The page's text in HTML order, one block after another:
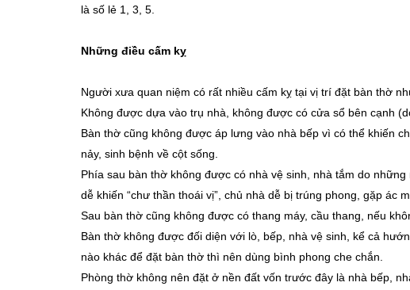
là số lẻ 1, 3, 5.
Những điều cấm kỵ
Người xưa quan niệm có rất nhiều cấm kỵ tại vị trí đặt bàn thờ
Không được dựa vào trụ nhà, không được có cửa sổ bên cạnh
Bàn thờ cũng không được áp lưng vào nhà bếp vì có thể khiến
nảy, sinh bệnh về cột sống.
Phía sau bàn thờ không được có nhà vệ sinh, nhà tắm do
dễ khiến “chư thần thoái vị”, chủ nhà dễ bị trúng phong, gặp ác
Sau bàn thờ cũng không được có thang máy, cầu thang, nếu
Bàn thờ không được đối diện với lò, bếp, nhà vệ sinh, kể cả
nào khác để đặt bàn thờ thì nên dùng bình phong che chắn.
Phòng thờ không nên đặt ở nền đất vốn trước đây là nhà bếp,